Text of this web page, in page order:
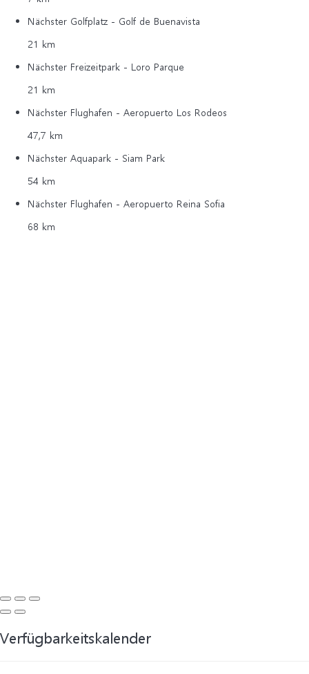
Nächster Golfplatz - Golf de Buenavista
21 km
Nächster Freizeitpark - Loro Parque
21 km
Nächster Flughafen - Aeropuerto Los Rodeos
47,7 km
Nächster Aquapark - Siam Park
54 km
Nächster Flughafen - Aeropuerto Reina Sofia
68 km
Verfügbarkeitskalender